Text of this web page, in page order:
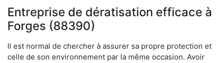
Entreprise de dératisation efficace à
Forges (88390)
Il est normal de chercher à assurer sa propre protection et
celle de son environnement par la même occasion. Avoir